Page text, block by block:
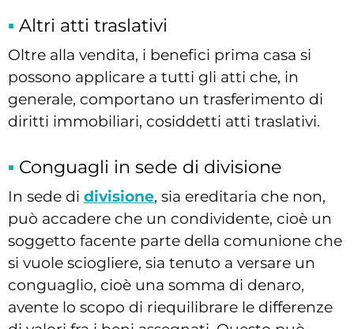
Altri atti traslativi
Oltre alla vendita, i benefici prima casa si
possono applicare a tutti gli atti che, in
generale, comportano un trasferimento di
diritti immobiliari, cosiddetti atti traslativi.
Conguagli in sede di divisione
In sede di divisione, sia ereditaria che non,
può accadere che un condividente, cioè un
soggetto facente parte della comunione che
si vuole sciogliere, sia tenuto a versare un
conguaglio, cioè una somma di denaro,
avente lo scopo di riequilibrare le differenze